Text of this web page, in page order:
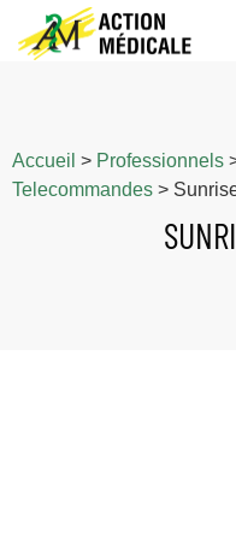
Accueil > Professionnels
Telecommandes >